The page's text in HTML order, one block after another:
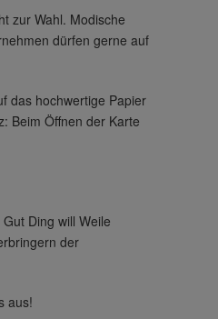
zur Wahl. Modische
dürfen gerne auf
das hochwertige Papier
Beim Öffnen der Karte
Ding will Weile
der
aus!